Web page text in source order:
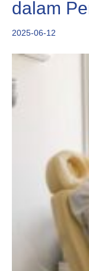
dalam
2025-06-12